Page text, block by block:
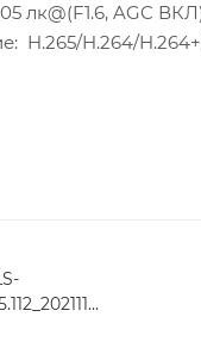
лк@(F1.6, AGC
H.265/H.264/
C_Datasheet_V5.5.112_20211130